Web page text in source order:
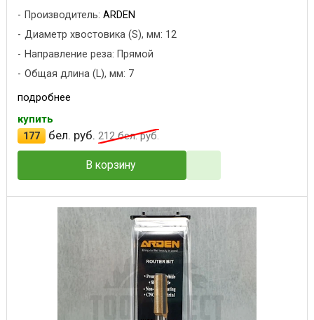
Производитель: ARDEN
Диаметр хвостовика (S), мм: 12
Направление реза: Прямой
Общая длина (L), мм: 7
подробнее
купить
177
бел. руб. 212бел. руб.
В корзину